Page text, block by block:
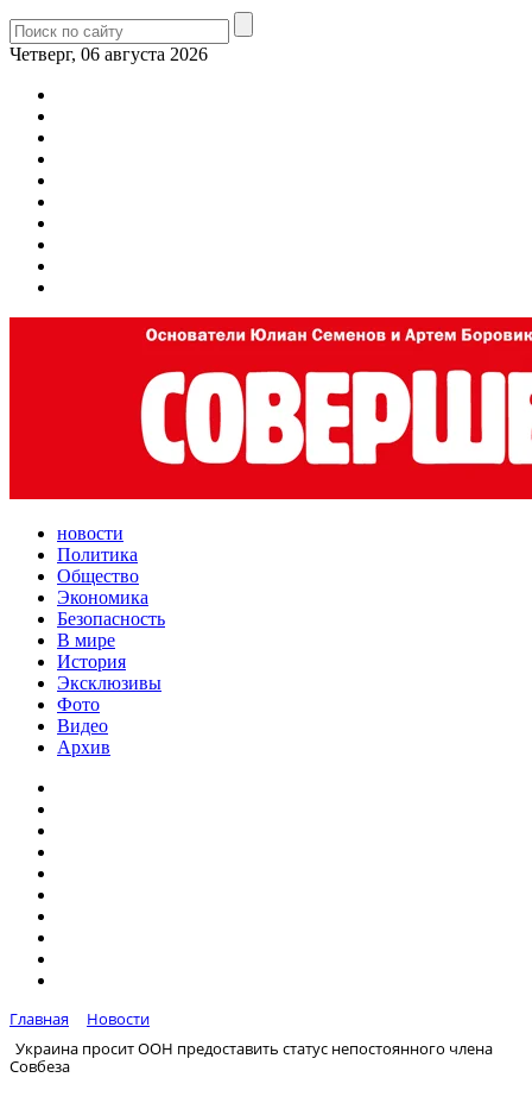
Четверг, 06 августа 2026
новости
Политика
Общество
Экономика
Безопасность
В мире
История
Эксклюзивы
Фото
Видео
Архив
Главная
Новости
Украина просит ООН предоставить статус непостоянного члена
Совбеза